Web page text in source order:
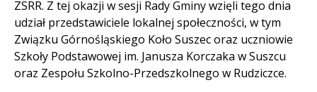
ZSRR. Z tej okazji w sesji Rady Gminy wzięli tego dnia
udział przedstawiciele lokalnej społeczności, w tym
Związku Górnośląskiego Koło Suszec oraz uczniowie
Szkoły Podstawowej im. Janusza Korczaka w Suszcu
oraz Zespołu Szkolno-Przedszkolnego w Rudziczce.